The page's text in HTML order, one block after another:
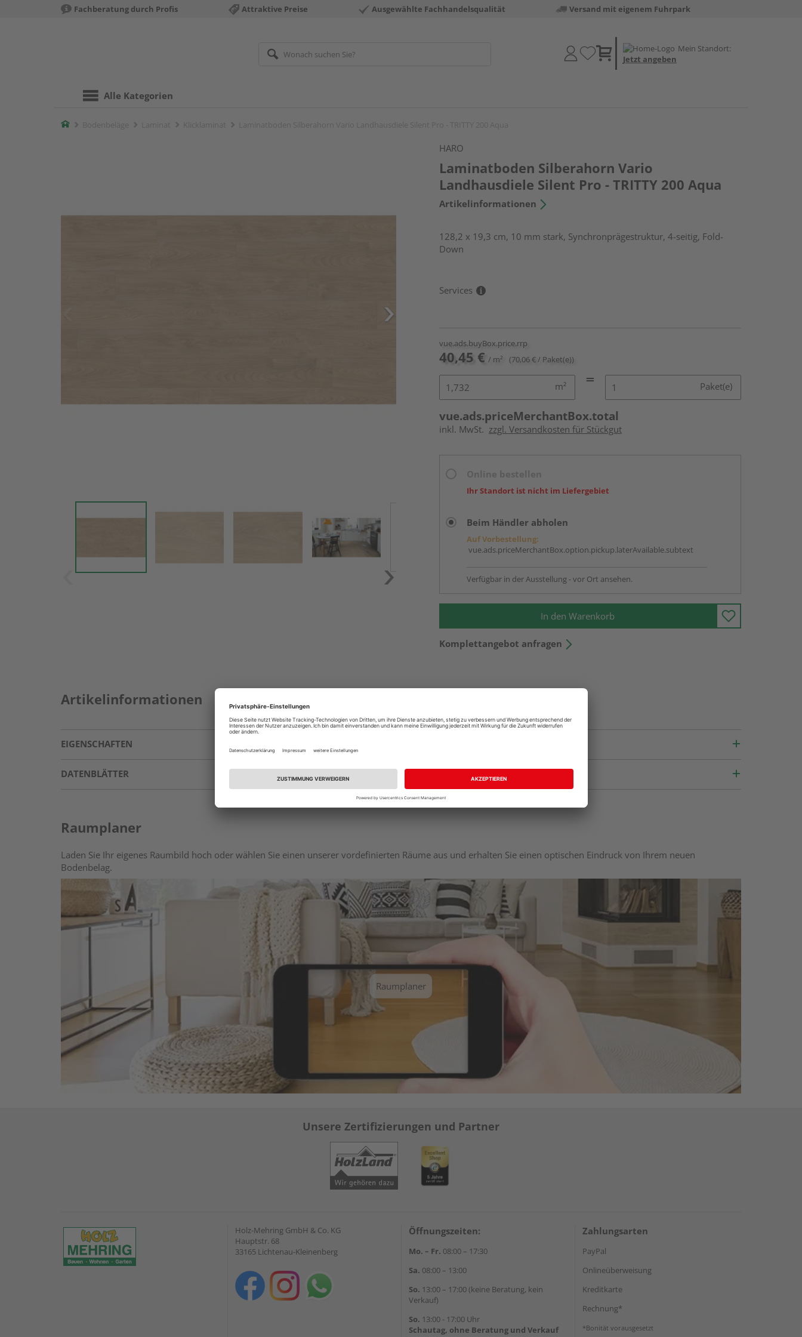
Fachberatung durch Profis Attraktive Preise Ausgewählte Fachhandelsqualität Versand mit eigenem Fuhrpark
Mein Standort:
Jetzt angeben
Alle Kategorien
Home
HARO
Laminatboden Silberahorn Vario
Landhausdiele Silent Pro - TRITTY 200 Aqua
Artikelinformationen
128,2 x 19,3 cm, 10 mm stark, Synchronprägestruktur, 4-seitig, Fold-
Down
Services
vue.ads.buyBox.price.rrp
40,45 € / m² (70,06 € / Paket(e))
m² Paket(e)
vue.ads.priceMerchantBox.total
inkl. MwSt. zzgl. Versandkosten für Stückgut
Ihr Standort ist nicht im Liefergebiet
Beim Händler abholen
Auf Vorbestellung:
vue.ads.priceMerchantBox.option.pickup.laterAvailable.subtext
Verfügbar in der Ausstellung - vor Ort ansehen.
In den Warenkorb
Komplettangebot anfragen
Artikelinformationen
EIGENSCHAFTEN
DATENBLÄTTER
Raumplaner
Laden Sie Ihr eigenes Raumbild hoch oder wählen Sie einen unserer vordefinierten Räume aus und erhalten Sie einen optischen Eindruck von Ihrem neuen
Bodenbelag.
Raumplaner
Unsere Zertifizierungen und Partner
Holz-Mehring GmbH & Co. KG
Hauptstr. 68
33165 Lichtenau-Kleinenberg
Öffnungszeiten:
Mo. – Fr. 08:00 – 17:30
Sa. 08:00 – 13:00
So. 13:00 – 17:00 (keine Beratung, kein
Verkauf)
So. 13:00 - 17:00 Uhr
Schautag, ohne Beratung und Verkauf
Zahlungsarten
PayPal
Onlineüberweisung
Kreditkarte
Rechnung*
*Bonität vorausgesetzt